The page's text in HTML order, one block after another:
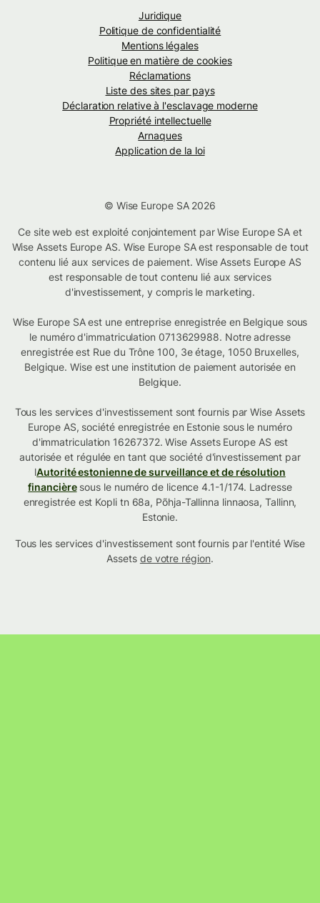
Juridique
Politique de confidentialité
Mentions légales
Politique en matière de cookies
Réclamations
Liste des sites par pays
Déclaration relative à l'esclavage moderne
Propriété intellectuelle
Arnaques
Application de la loi
© Wise Europe SA 2026
Ce site web est exploité conjointement par Wise Europe SA et
Wise Assets Europe AS. Wise Europe SA est responsable de tout
contenu lié aux services de paiement. Wise Assets Europe AS
est responsable de tout contenu lié aux services
d'investissement, y compris le marketing.
Wise Europe SA est une entreprise enregistrée en Belgique sous
le numéro d'immatriculation 0713629988. Notre adresse
enregistrée est Rue du Trône 100, 3e étage, 1050 Bruxelles,
Belgique. Wise est une institution de paiement autorisée en
Belgique.
Tous les services d'investissement sont fournis par Wise Assets
Europe AS, société enregistrée en Estonie sous le numéro
d'immatriculation 16267372. Wise Assets Europe AS est
autorisée et régulée en tant que société d'investissement par
lAutorité estonienne de surveillance et de résolution
financièresous le numéro de licence 4.1-1/174. Ladresse
enregistrée est Kopli tn 68a, Põhja-Tallinna linnaosa, Tallinn,
Estonie.
Tous les services d'investissement sont fournis par l'entité Wise
Assets de votre région.